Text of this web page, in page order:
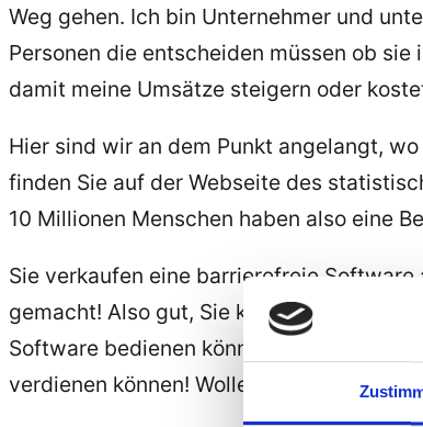
Weg gehen. Ich bin Unternehmer und
Personen die entscheiden müssen ob
damit meine Umsätze steigern oder
Hier sind wir an dem Punkt angelangt,
finden Sie auf der Webseite des
10 Millionen Menschen haben also eine
Sie verkaufen eine barrierefreie
gemacht! Also gut, Sie kennen sich aus
Software bedienen können. Wir
verdienen können! Wollen Sie sich das